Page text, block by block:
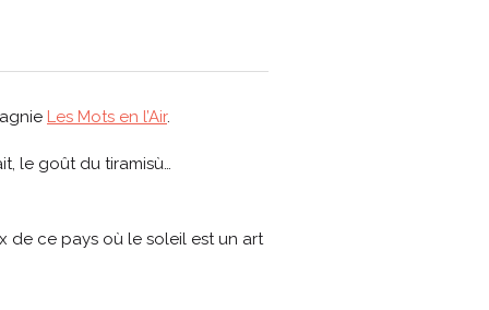
Les Mots en l’Air.
le goût du tiramisù…
de ce pays où le soleil est un art